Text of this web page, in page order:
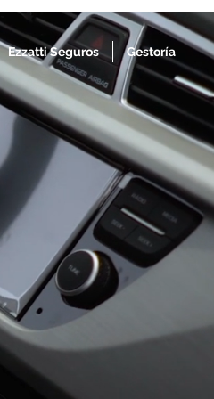
Ezzatti Seguros Gestoría